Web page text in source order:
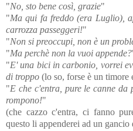
"No, sto bene così, grazie"
"Ma qui fa freddo (era Luglio),
carrozza passeggeri!"
"Non si preoccupi, non è un
"Ma perchè non la vuoi appende?
"E' una bici in carbonio, vorrei
di troppo (lo so, forse è un timore
"E che c'entra, pure le canne da
rompono!"
(che cazzo c'entra, ci fanno
questo li appenderei ad un gancio